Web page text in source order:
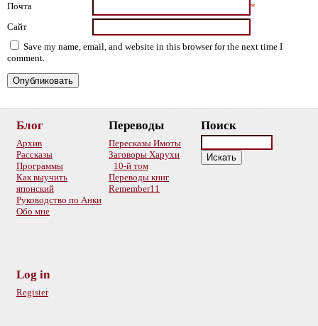
Почта
*
Сайт
Save my name, email, and website in this browser for the next time I
comment.
Блог
Архив
Рассказы
Программы
Как выучить
японский
Руководство по Анки
Обо мне
Переводы
Пересказы Имоты
Заговоры Харухи
10-й том
Переводы книг
Remember11
Поиск
Log in
Register